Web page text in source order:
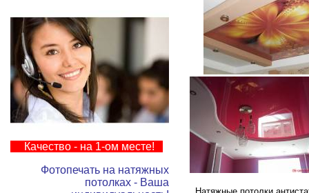
Качество - на 1-ом месте!
Фотопечать на натяжных
потолках - Ваша